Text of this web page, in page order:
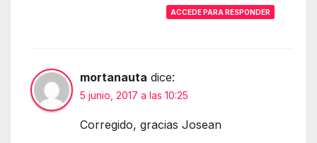
ACCEDE PARA RESPONDER
mortanauta dice:
5 junio, 2017 a las 10:25
Corregido, gracias Josean